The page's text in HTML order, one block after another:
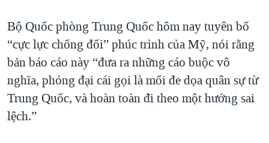
Bộ Quốc phòng Trung Quốc hôm nay tuyên bố
“cực lực chống đối” phúc trình của Mỹ, nói rằng
bản báo cáo này “đưa ra những cáo buộc vô
nghĩa, phóng đại cái gọi là mối đe dọa quân sự từ
Trung Quốc, và hoàn toàn đi theo một hướng sai
lệch.”